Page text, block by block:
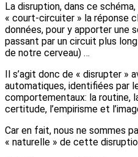
La disruption, dans ce
« court-circuiter » la réponse
données, pour y apporter une
passant par un circuit plus
de notre cerveau) …
Il s’agit donc de « disrupter »
automatiques, identifiées par
comportementaux: la routine,
certitude, l’empirisme et
Car en fait, nous ne sommes
« naturelle » de cette